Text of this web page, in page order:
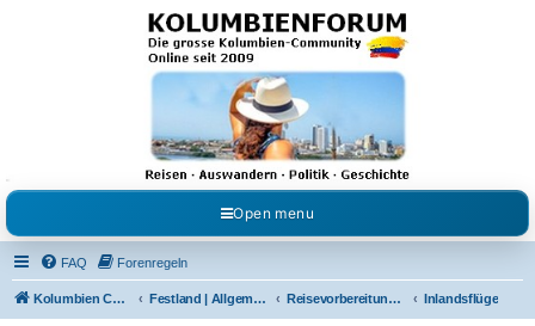
Kolumbienforum - Das
grosse Forum der
Freunde Kolumbiens
Reisen, Auswandern, Kultur, Politik, Geschichte und Visum in Kolumbien und Venezuela.
Austausch, Erfahrungen und Gemeinschaft im Kolumbienforum
Open menu
FAQ Forenregeln
Kolumbien Community Festland | Allgemeine Fragen Reisevorbereitungen & Reiseerfahrungen Inlandsflüge